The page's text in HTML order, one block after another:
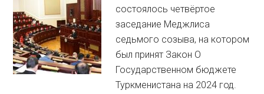
состоялось четвёртое
заседание Меджлиса
седьмого созыва, на котором
был принят Закон О
Государственном бюджете
Туркменистана на 2024 год.